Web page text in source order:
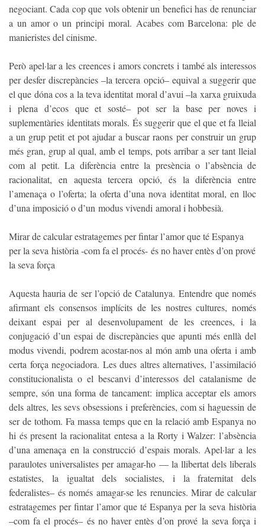
negociant. Cada cop que vols obtenir un benefici has de renunciar
a un amor o un principi moral. Acabes com Barcelona: ple de
manieristes del cinisme.
Però apel·lar a les creences i amors concrets i també als interessos
per desfer discrepàncies –la tercera opció– equival a suggerir que
el que dóna cos a la teva identitat moral d’avui –la xarxa gruixuda
i plena d’ecos que et sosté– pot ser la base per noves i
suplementàries identitats morals. És suggerir que el que et fa lleial
a un grup petit et pot ajudar a buscar raons per construir un grup
més gran, grup al qual, amb el temps, pots arribar a ser tant lleial
com al petit. La diferència entre la presència o l’absència de
racionalitat, en aquesta tercera opció, és la diferència entre
l’amenaça o l’oferta; la oferta d’una nova identitat moral, en lloc
d’una imposició o d’un modus vivendi amoral i hobbesià.
Mirar de calcular estratagemes per fintar l’amor que té Espanya
per la seva història -com fa el procés- és no haver entès d’on prové
la seva força
Aquesta hauria de ser l’opció de Catalunya. Entendre que només
afirmant els consensos implícits de les nostres cultures, només
deixant espai per al desenvolupament de les creences, i la
conjugació d’un espai de discrepàncies que apunti més enllà del
modus vivendi, podrem acostar-nos al món amb una oferta i amb
certa força negociadora. Les dues altres alternatives, l’assimilació
constitucionalista o el bescanvi d’interessos del catalanisme de
sempre, són una forma de tancament: implica acceptar els amors
dels altres, les sevs obsessions i preferències, com si haguessin de
ser de tothom. Fa massa temps que en la relació amb Espanya no
hi és present la racionalitat entesa a la Rorty i Walzer: l’absència
d’una amenaça en la construcció d’espais morals. Apel·lar a les
paraulotes universalistes per amagar-ho — la llibertat dels liberals
estatistes, la igualtat dels socialistes, i la fraternitat dels
federalistes– és només amagar-se les renuncies. Mirar de calcular
estratagemes per fintar l’amor que té Espanya per la seva història
–com fa el procés– és no haver entès d’on prové la seva força i